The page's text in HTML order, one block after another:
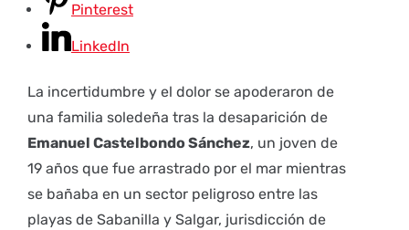
Pinterest
LinkedIn
La incertidumbre y el dolor se apoderaron de
una familia soledeña tras la desaparición de
Emanuel Castelbondo Sánchez, un joven de
19 años que fue arrastrado por el mar mientras
se bañaba en un sector peligroso entre las
playas de Sabanilla y Salgar, jurisdicción de